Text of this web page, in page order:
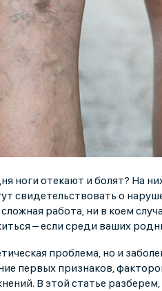
ноги отекают и болят? На
свидетельствовать о
работа, ни в коем
– если среди ваших
проблема, но и
первых признаков,
В этой статье разберем,